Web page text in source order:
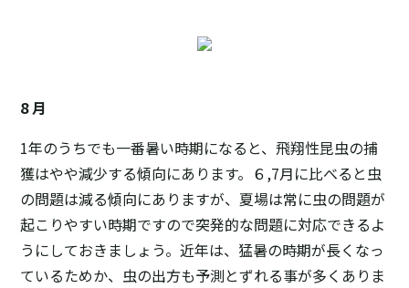
8 月
1年のうちでも一番暑い時期になると、飛翔性昆虫の捕
獲はやや減少する傾向にあります。６,7月に比べると虫
の問題は減る傾向にありますが、夏場は常に虫の問題が
起こりやすい時期ですので突発的な問題に対応できるよ
うにしておきましょう。近年は、猛暑の時期が長くなっ
ているためか、虫の出方も予測とずれる事が多くありま